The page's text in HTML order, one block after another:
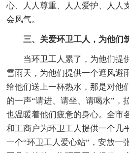
心、人人尊重、人人爱护、人人
会风气。
三、关爱环卫工人，为他们
当环卫工人累了，为他们提
雪雨天，为他们提供一个遮风避
给他们送上一杯热水，那是对他
的一声“请进、请坐、请喝水”，
也温暖着他们疲惫的身心。全市
和工商户为环卫工人提供一个几
一个“环卫工人爱心站”，安放一